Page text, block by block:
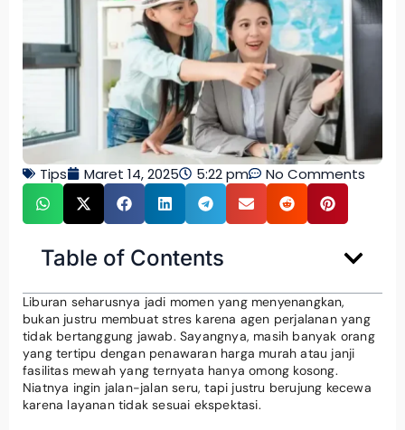
Tips Maret 14, 2025 5:22 pm No Comments
Table of Contents
Liburan seharusnya jadi momen yang menyenangkan,
bukan justru membuat stres karena agen perjalanan yang
tidak bertanggung jawab. Sayangnya, masih banyak orang
yang tertipu dengan penawaran harga murah atau janji
fasilitas mewah yang ternyata hanya omong kosong.
Niatnya ingin jalan-jalan seru, tapi justru berujung kecewa
karena layanan tidak sesuai ekspektasi.